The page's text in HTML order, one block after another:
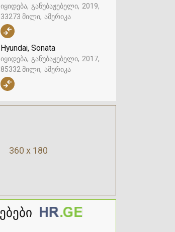
იყიდება განუბაჟებელი 2019
33273 მილი ამერიკა
Hyundai, Sonata
იყიდება განუბაჟებელი 2017
85332 მილი ამერიკა
360 x 180